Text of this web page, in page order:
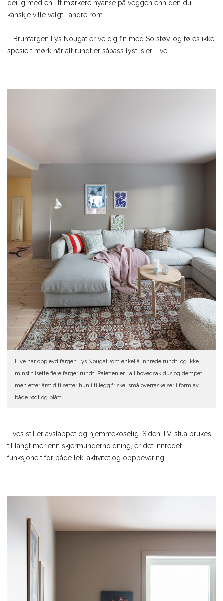
deilig med en litt mørkere nyanse på veggen enn den du
kanskje ville valgt i andre rom.
– Brunfargen Lys Nougat er veldig fin med Solstøv, og føles ikke
spesielt mørk når alt rundt er såpass lyst, sier Live.
Live har opplevd fargen Lys Nougat som enkel å innrede rundt, og ikke
minst tilsette flere farger rundt. Paletten er i all hovedsak dus og dempet,
men etter årstid tilsetter hun i tillegg friske, små overraskelser i form av
både rødt og blått.
Lives stil er avslappet og hjemmekoselig. Siden TV-stua brukes
til langt mer enn skjermunderholdning, er det innredet
funksjonelt for både lek, aktivitet og oppbevaring.